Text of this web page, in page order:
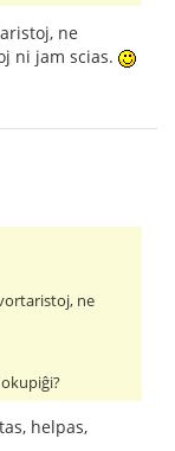
ne
ni jam scias.
ne
helpas,